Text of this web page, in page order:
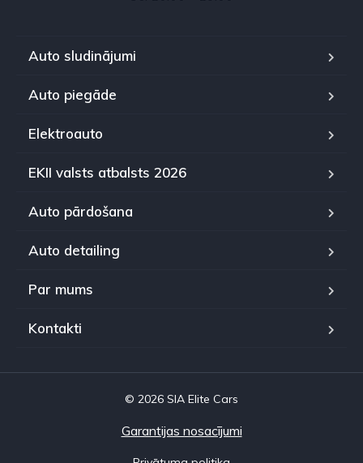
Auto sludinājumi
Auto piegāde
Elektroauto
EKII valsts atbalsts 2026
Auto pārdošana
Auto detailing
Par mums
Kontakti
© 2026 SIA Elite Cars
Garantijas nosacījumi